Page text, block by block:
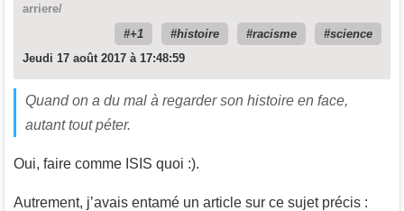
arriere/
+1
histoire racisme
science
Jeudi 17 août 2017 à 17:48:59
Quand on a du mal à regarder son histoire en face,
autant tout péter.
Oui, faire comme ISIS quoi :).
Autrement, j’avais entamé un article sur ce sujet précis :